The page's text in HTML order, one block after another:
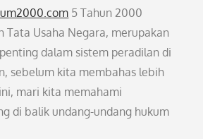
5 Tahun 2000
Tata Usaha Negara, merupakan
dalam sistem peradilan di
sebelum kita membahas lebih
mari kita memahami
di balik undang-undang hukum